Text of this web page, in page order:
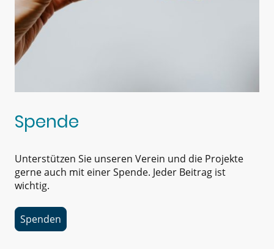
Spende
Unterstützen Sie unseren Verein und die Projekte
gerne auch mit einer Spende. Jeder Beitrag ist
wichtig.
Spenden